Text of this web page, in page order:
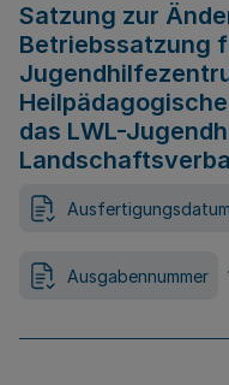
Satzung zur
Betriebssatzung
das LWL-
Ausfertigungsdatum
Ausgabennummer